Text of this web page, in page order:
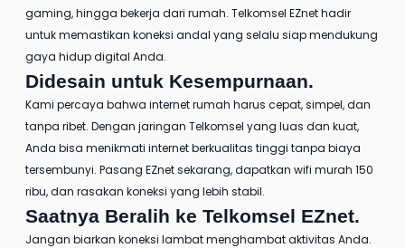
gaming, hingga bekerja dari rumah. Telkomsel EZnet hadir
untuk memastikan koneksi andal yang selalu siap mendukung
gaya hidup digital Anda.
Didesain untuk Kesempurnaan.
Kami percaya bahwa internet rumah harus cepat, simpel, dan
tanpa ribet. Dengan jaringan Telkomsel yang luas dan kuat,
Anda bisa menikmati internet berkualitas tinggi tanpa biaya
tersembunyi. Pasang EZnet sekarang, dapatkan wifi murah 150
ribu, dan rasakan koneksi yang lebih stabil.
Saatnya Beralih ke Telkomsel EZnet.
Jangan biarkan koneksi lambat menghambat aktivitas Anda.